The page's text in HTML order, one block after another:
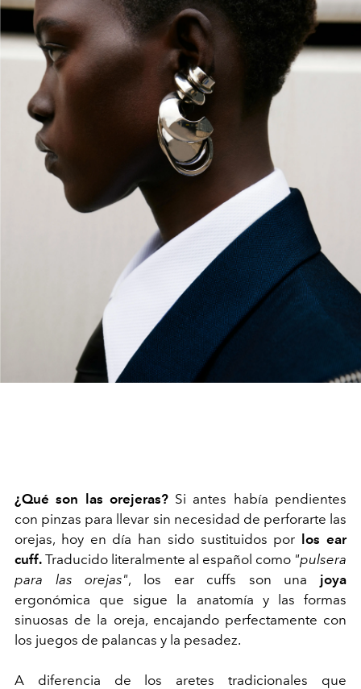
¿Qué son las orejeras?Si antes había pendientes
con pinzas para llevar sin necesidad de perforarte las
orejas, hoy en día han sido sustituidos por los ear
cuff. Traducido literalmente al español como "pulsera
para las orejas", los ear cuffs son una joya
ergonómica que sigue la anatomía y las formas
sinuosas de la oreja, encajando perfectamente con
los juegos de palancas y la pesadez.
A diferencia de los aretes tradicionales que